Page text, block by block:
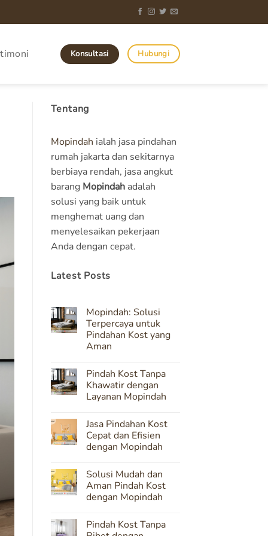
Konsultasi Hubungi
Tentang
Mopindah ialah jasa pindahan
rumah jakarta dan sekitarnya
berbiaya rendah, jasa angkut
barang Mopindahadalah
solusi yang baik untuk
menghemat uang dan
menyelesaikan pekerjaan
Anda dengan cepat.
Latest Posts
Mopindah: Solusi
Terpercaya untuk
Pindahan Kost yang
Aman
on
Mopindah:
Solusi
Terpercaya
Kost
yang
Aman
Pindah Kost Tanpa
Khawatir dengan
Layanan Mopindah
on
Pindah
Kost
Tanpa
Layanan
Mopindah
Jasa Pindahan Kost
Cepat dan Efisien
dengan Mopindah
on
Jasa
Pindahan
Kost
Efisien
dengan
Solusi Mudah dan
Aman Pindah Kost
dengan Mopindah
on
Solusi
Pindah Kost Tanpa